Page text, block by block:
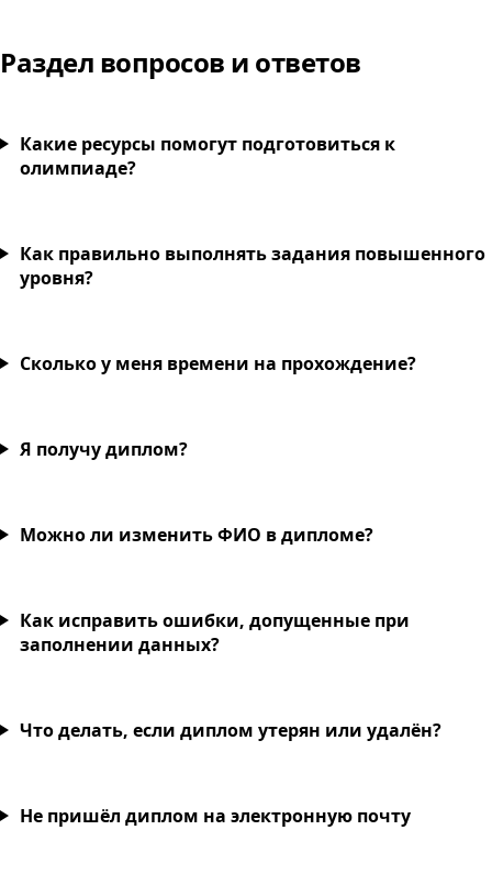
Раздел вопросов и ответов
Какие ресурсы помогут подготовиться к
олимпиаде?
Как правильно выполнять задания повышенного
уровня?
Сколько у меня времени на прохождение?
Я получу диплом?
Можно ли изменить ФИО в дипломе?
Как исправить ошибки, допущенные при
заполнении данных?
Что делать, если диплом утерян или удалён?
Не пришёл диплом на электронную почту